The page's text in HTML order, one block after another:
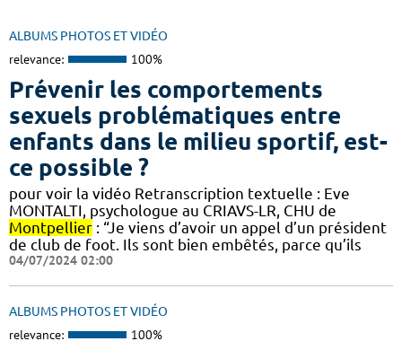
ALBUMS PHOTOS ET VIDÉO
relevance: 100%
Prévenir les comportements
sexuels problématiques entre
enfants dans le milieu sportif, est-
ce possible ?
pour voir la vidéo Retranscription textuelle : Eve
MONTALTI, psychologue au CRIAVS-LR, CHU de
Montpellier : “Je viens d’avoir un appel d’un président
de club de foot. Ils sont bien embêtés, parce qu’ils
04/07/2024 02:00
ALBUMS PHOTOS ET VIDÉO
relevance: 100%